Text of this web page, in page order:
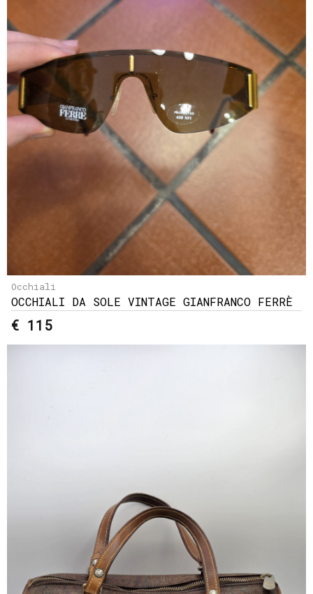
Occhiali
OCCHIALI DA SOLE VINTAGE GIANFRANCO FERRÈ
€ 115